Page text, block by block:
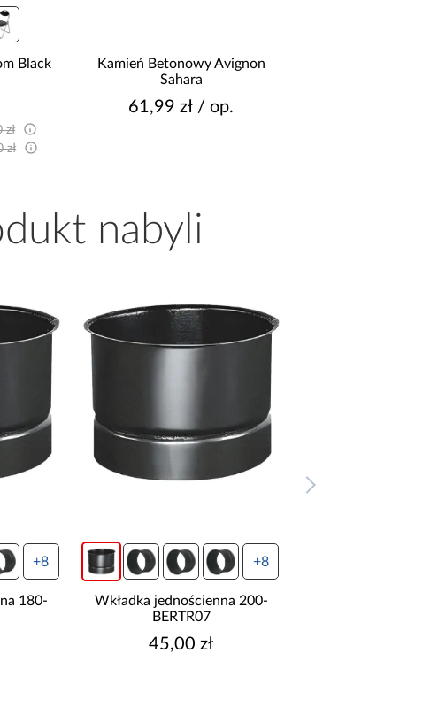
Black
zł
zł
Kamień Betonowy Avignon
Sahara
61,99 zł / op.
nabyli
+8
180-
+8
Wkładka jednościenna 200-
BERTR07
45,00 zł